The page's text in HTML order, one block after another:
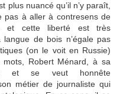
nuancé qu’il n’y paraît,
pas à aller à contresens de
et cette liberté est très
de bois n’égale pas
(on le voit en Russie)
Robert Ménard, à sa
et se veut honnête
métier de journaliste qui